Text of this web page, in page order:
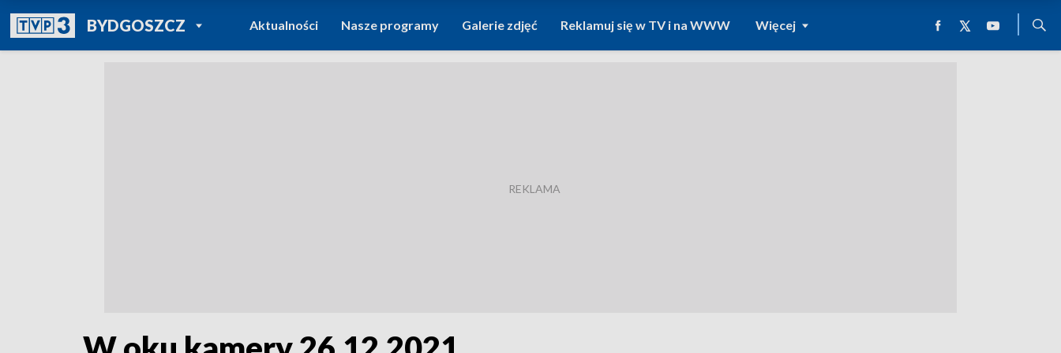
BYDGOSZCZPOWRÓT DO
TVP REGIONY
Aktualności Nasze programy Galerie zdjęć Reklamuj się w TV i na WWW Więcej